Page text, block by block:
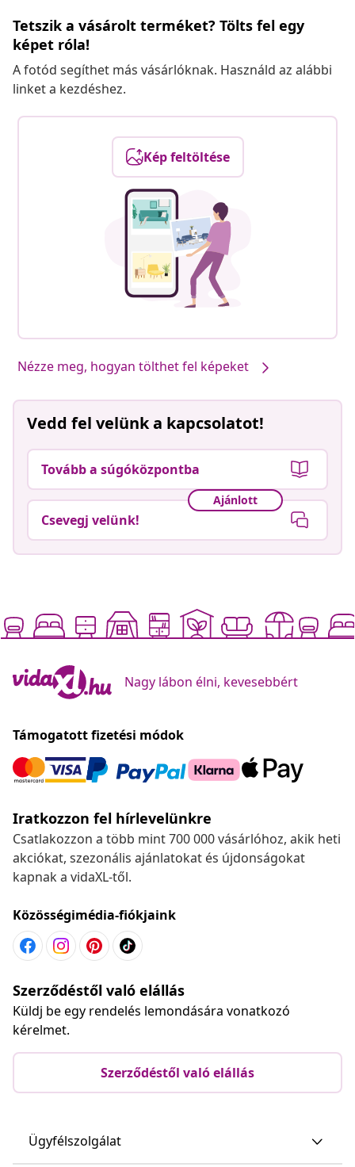
Tetszik a vásárolt terméket? Tölts fel egy
képet róla!
A fotód segíthet más vásárlóknak. Használd az alábbi
linket a kezdéshez.
Kép feltöltése
Nézze meg, hogyan tölthet fel képeket
Vedd fel velünk a kapcsolatot!
Tovább a súgóközpontba
Ajánlott
Csevegj velünk!
Nagy lábon élni, kevesebbért
Támogatott fizetési módok
Iratkozzon fel hírlevelünkre
Csatlakozzon a több mint 700 000 vásárlóhoz, akik heti
akciókat, szezonális ajánlatokat és újdonságokat
kapnak a vidaXL-től.
Közösségimédia-fiókjaink
Szerződéstől való elállás
Küldj be egy rendelés lemondására vonatkozó
kérelmet.
Szerződéstől való elállás
Ügyfélszolgálat